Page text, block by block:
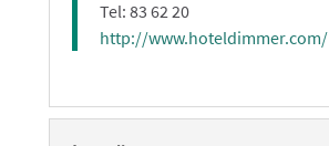
Tel: 83 62 20
http://www.hoteldimmer.com/